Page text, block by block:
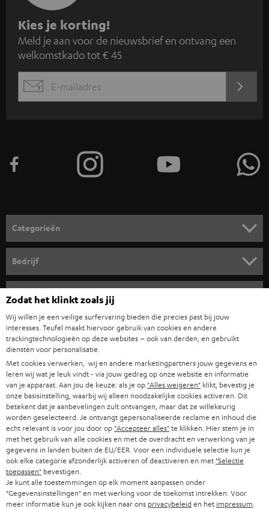
A
a
n
m
e
n
o
r
n
i
e
u
w
s
b
r
i
e
f
Kies je korting!
Meld je aan voor de nieuwsbrief en ontvang een
welkomstkado tot € 45
EMAIL
Categorieën
COMPLETE SYSTEMEN
HIFI-SPEAKERS
SMART HOME
BLUETOOTH
KOPTELEFOONS
BLUETOOTH KOPTELEFOONS
COMPLETE SETS
SPEAKERS
Bedrijf
SUPPORT
CARRIÈRE
PERS & MARKETING
B2B
PARTNERPROGRAMMA
BLOG
NEWSLETTER
STORES
TEUFEL VOORDELEN
Teufel online shops
DUITSLAND
OOSTENRIJK
ZWITSERLAND
NEDERLAND
BELGIË
FRANKRIJK
Zodat het klinkt zoals jij
Wij willen je een veilige surfervaring bieden die precies past bij jouw
interesses. Teufel maakt hiervoor gebruik van cookies en andere
trackingtechnologieën op deze websites – ook van derden, en gebruikt
diensten voor personalisatie.
Met cookies verwerken, wij en andere marketingpartners jouw gegevens en
leren wij wat je leuk vindt - via jouw gedrag op onze website en informatie
van je apparaat. Aan jou de keuze: als je op "Alles weigeren" klikt, bevestig je
onze basisinstelling, waarbij wij alleen noodzakelijke cookies activeren. Dit
betekent dat je aanbevelingen zult ontvangen, maar dat ze willekeurig
worden geselecteerd. Je ontvangt gepersonaliseerde reclame en inhoud die
echt relevant is voor jou door op "Accepteer alles"te klikken. Hier stem je in
met het gebruik van alle cookies en met de overdracht en verwerking van je
gegevens in landen buiten de EU/EER. Voor een individuele selectie kun je
ook elke categorie afzonderlijk activeren of deactiveren en met "Selectie
toepassen" bevestigen.
Je kunt alle toestemmingen op elk moment aanpassen onder
"Gegevensinstellingen" en met werking voor de toekomst intrekken. Voor
meer informatie kun je ook kijken naar ons privacybeleiden het impressum